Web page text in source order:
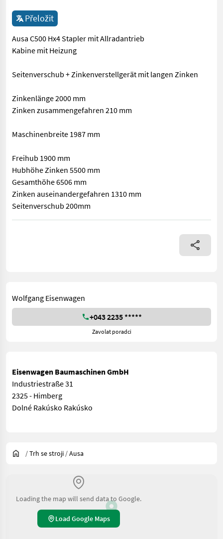
Přeložit
Ausa C500 Hx4 Stapler mit Allradantrieb
Kabine mit Heizung
Seitenverschub + Zinkenverstellgerät mit langen Zinken
Zinkenlänge 2000 mm
Zinken zusammengefahren 210 mm
Maschinenbreite 1987 mm
Freihub 1900 mm
Hubhöhe Zinken 5500 mm
Gesamthöhe 6506 mm
Zinken auseinandergefahren 1310 mm
Seitenverschub 200mm
Ausa C500 Hx4 Stapler mit Allradantrieb Kabine mit Heizung
Wolfgang Eisenwagen
+043 2235 *****
Zavolat poradci
Eisenwagen Baumaschinen GmbH
Industriestraße 31
2325 - Himberg
Dolné Rakúsko Rakúsko
/Trh se stroji /Ausa
Loading the map will send data to Google.
Load Google Maps